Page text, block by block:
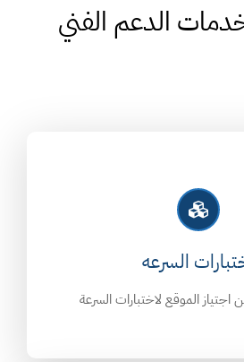
الدعم الفني
السرعه
اجتياز الموقع لاختبارات السرعة